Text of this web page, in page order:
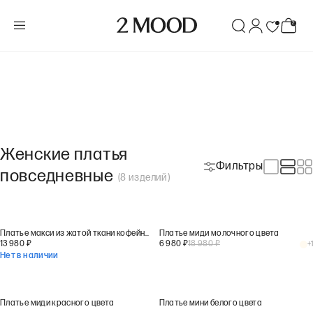
Женские платья
повседневные (8 изделий )
Фильтры
Платье макси из жатой ткани кофейного цвета
13 980 ₽
Нет в наличии
Платье миди молочного цвета
6 980 ₽18 980₽ +1
Платье миди красного цвета
Платье мини белого цвета